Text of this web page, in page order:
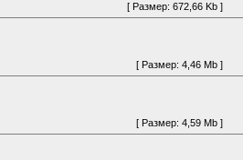
[ Размер: 672,66 Kb ]
[ Размер: 4,46 Mb ]
[ Размер: 4,59 Mb ]